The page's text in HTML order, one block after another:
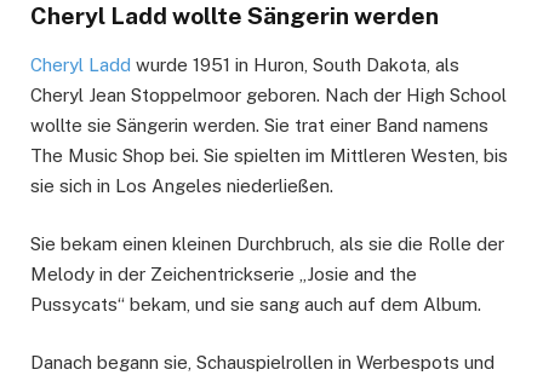
Cheryl Ladd wollte Sängerin werden
Cheryl Ladd wurde 1951 in Huron, South Dakota, als
Cheryl Jean Stoppelmoor geboren. Nach der High School
wollte sie Sängerin werden. Sie trat einer Band namens
The Music Shop bei. Sie spielten im Mittleren Westen, bis
sie sich in Los Angeles niederließen.
Sie bekam einen kleinen Durchbruch, als sie die Rolle der
Melody in der Zeichentrickserie „Josie and the
Pussycats“ bekam, und sie sang auch auf dem Album.
Danach begann sie, Schauspielrollen in Werbespots und